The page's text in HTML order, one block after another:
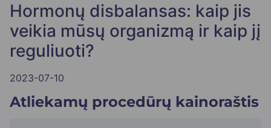
Hormonų disbalansas: kaip jis
veikia mūsų organizmą ir kaip jį
reguliuoti?
2023-07-10
Atliekamų procedūrų kainoraštis